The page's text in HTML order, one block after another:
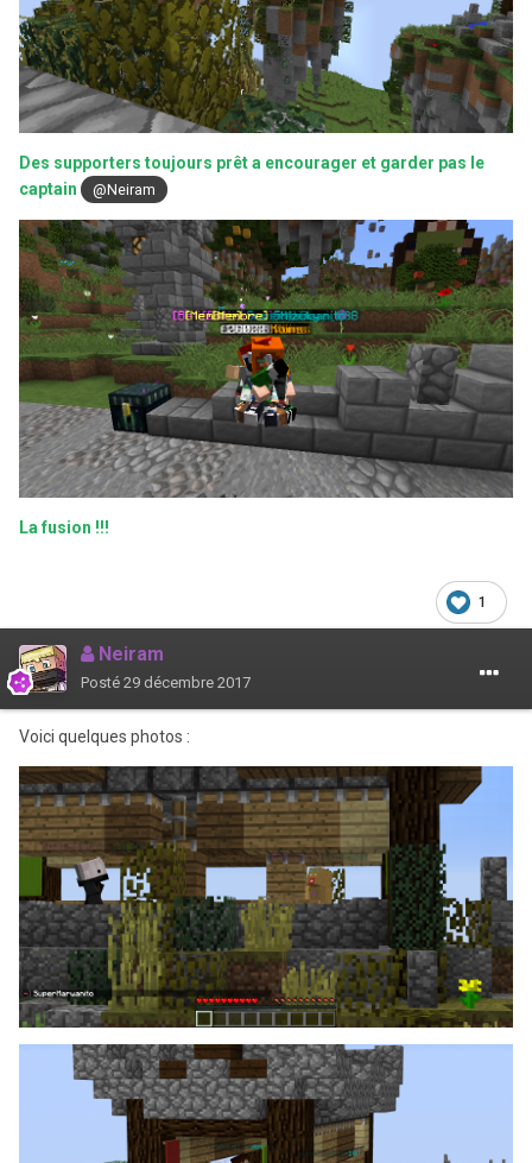
Des supporters toujours prêt a encourager et garder pas le
captain
@Neiram
La fusion !!!
1
Neiram
Posté 29 décembre 2017
Voici quelques photos :